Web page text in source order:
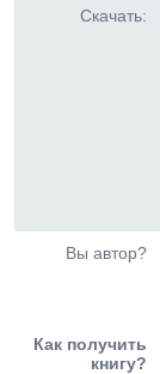
Скачать:
Вы автор?
Как получить
книгу?